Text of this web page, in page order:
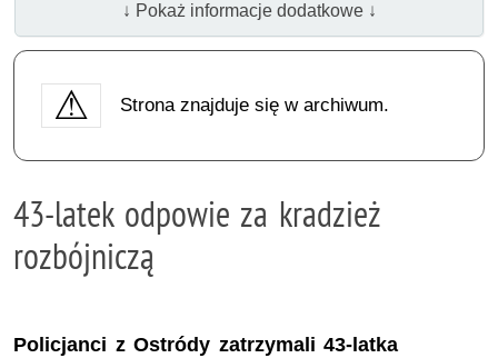
↓ Pokaż informacje dodatkowe ↓
Strona znajduje się w archiwum.
43-latek odpowie za kradzież
rozbójniczą
Policjanci z Ostródy zatrzymali 43-latka